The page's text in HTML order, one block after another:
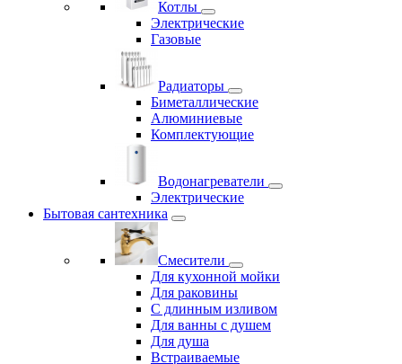
Котлы
Электрические
Газовые
Радиаторы
Биметаллические
Алюминиевые
Комплектующие
Водонагреватели
Электрические
Бытовая сантехника
Смесители
Для кухонной мойки
Для раковины
С длинным изливом
Для ванны с душем
Для душа
Встраиваемые